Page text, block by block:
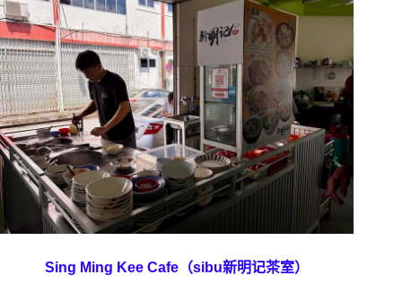
Sing Ming Kee Cafe（sibu新明记茶室）